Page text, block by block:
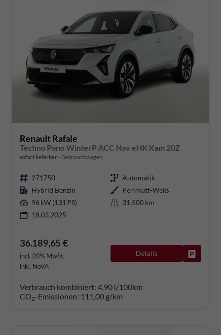
Renault Rafale
Techno Pano WinterP ACC Nav eHK Kam 20Z
sofort lieferbar Gebrauchtwagen
271750
Automatik
Hybrid Benzin
Perlmutt-Weiß
96 kW (131 PS)
31.500 km
18.03.2025
36.189,65 €
incl. 20% MwSt.
inkl. NoVA
Details
Verbrauch kombiniert: 4,90 l/100km
CO2-Emissionen: 111,00 g/km